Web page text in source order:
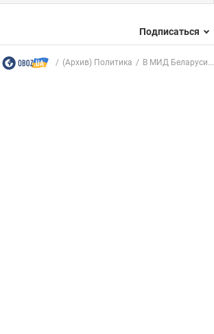
Подписаться
(Архив) Политика В МИД Беларуси...